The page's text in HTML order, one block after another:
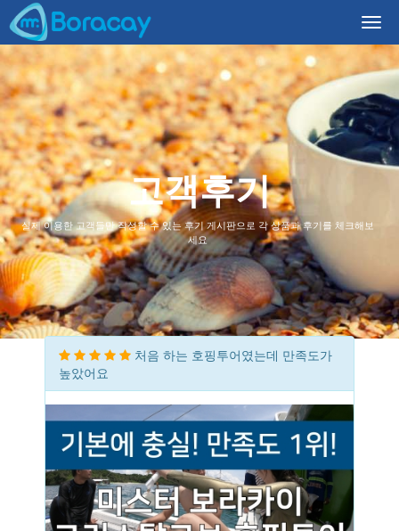
고객후기
실제 이용한 고객들만 작성할 수 있는 후기 게시판으로 각 상품과 후기를 체크해보
세요
처음 하는 호핑투어였는데 만족도가
높았어요